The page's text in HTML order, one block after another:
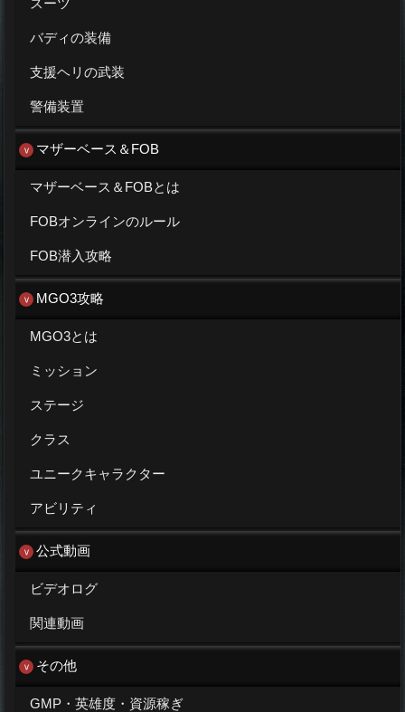
スーツ
バディの装備
支援ヘリの武装
警備装置
マザーベース＆FOB
マザーベース＆FOBとは
FOBオンラインのルール
FOB潜入攻略
MGO3攻略
MGO3とは
ミッション
ステージ
クラス
ユニークキャラクター
アビリティ
公式動画
ビデオログ
関連動画
その他
GMP・英雄度・資源稼ぎ